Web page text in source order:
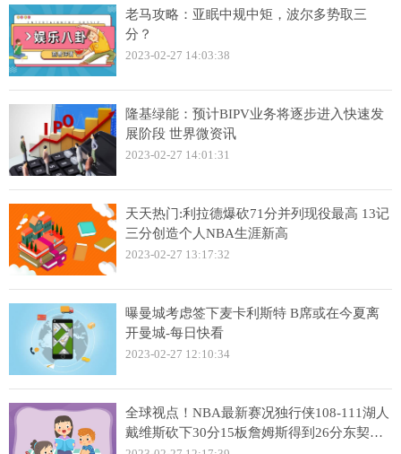
老马攻略：亚眠中规中矩，波尔多势取三
分？
2023-02-27 14:03:38
隆基绿能：预计BIPV业务将逐步进入快速发
展阶段 世界微资讯
2023-02-27 14:01:31
天天热门:利拉德爆砍71分并列现役最高 13记
三分创造个人NBA生涯新高
2023-02-27 13:17:32
曝曼城考虑签下麦卡利斯特 B席或在今夏离
开曼城-每日快看
2023-02-27 12:10:34
全球视点！NBA最新赛况独行侠108-111湖人
戴维斯砍下30分15板詹姆斯得到26分东契奇